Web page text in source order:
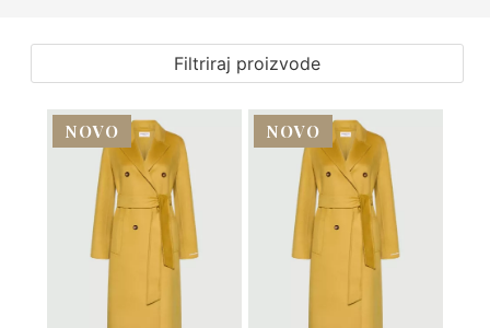
Filtriraj proizvode
NOVO NOVO